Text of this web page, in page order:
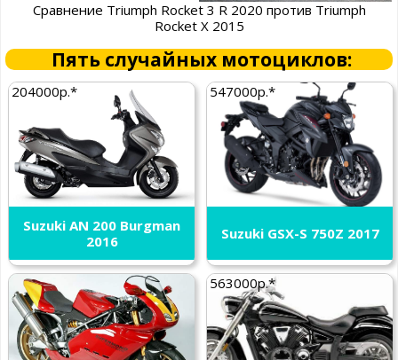
Сравнение Triumph Rocket 3 R 2020 против Triumph
Rocket X 2015
Пять случайных мотоциклов:
204000р.*
Suzuki AN 200 Burgman
2016
547000р.*
Suzuki GSX-S 750Z 2017
563000р.*